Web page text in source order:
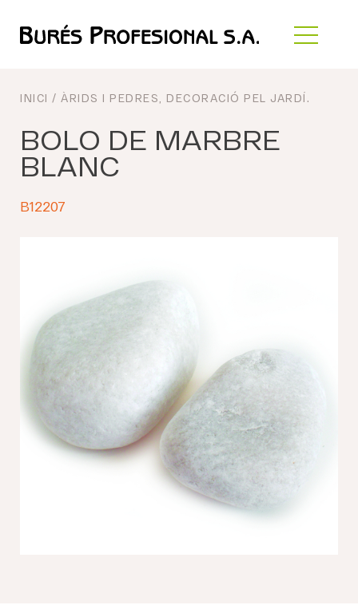
INICI / ÀRIDS I PEDRES DECORACIÓ PEL JARDÍ .
BOLO DE MARBRE
BLANC
B12207